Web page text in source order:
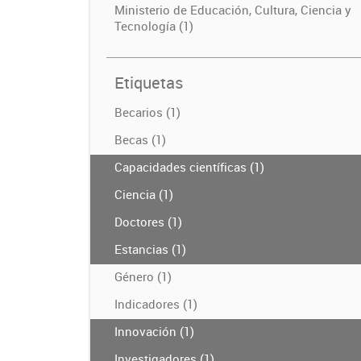
Ministerio de Educación, Cultura, Ciencia y
Tecnología (1)
Etiquetas
Becarios (1)
Becas (1)
Capacidades científicas (1)
Ciencia (1)
Doctores (1)
Estancias (1)
Género (1)
Indicadores (1)
Innovación (1)